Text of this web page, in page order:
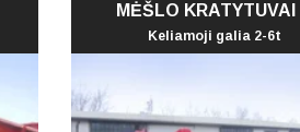
MĖŠLO KRATYTUVAI
Keliamoji galia 2-6t